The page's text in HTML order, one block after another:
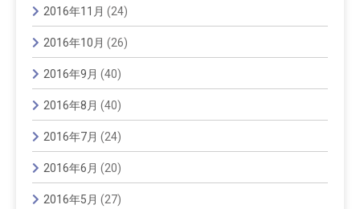
2016年11月 (24)
2016年10月 (26)
2016年9月 (40)
2016年8月 (40)
2016年7月 (24)
2016年6月 (20)
2016年5月 (27)